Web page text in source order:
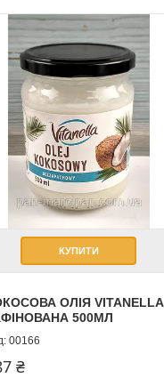
КУПИТИ
ОЛІЯ VITANELLA
500МЛ
00166
₴